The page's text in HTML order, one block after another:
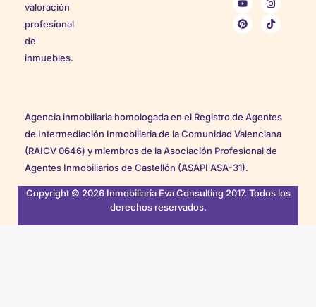
valoración
profesional
de
inmuebles.
Agencia inmobiliaria homologada en el Registro de Agentes
de Intermediación Inmobiliaria de la Comunidad Valenciana
(RAICV 0646) y miembros de la Asociación Profesional de
Agentes Inmobiliarios de Castellón (ASAPI ASA-31).
Copyright © 2026 Inmobiliaria Eva Consulting 2017. Todos los
derechos reservados.